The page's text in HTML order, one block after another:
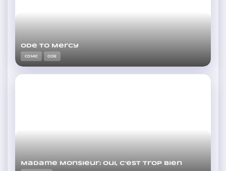
Ode to Mercy
COMIC ODE
Madame Monsieur: Oui, c’est trop bien